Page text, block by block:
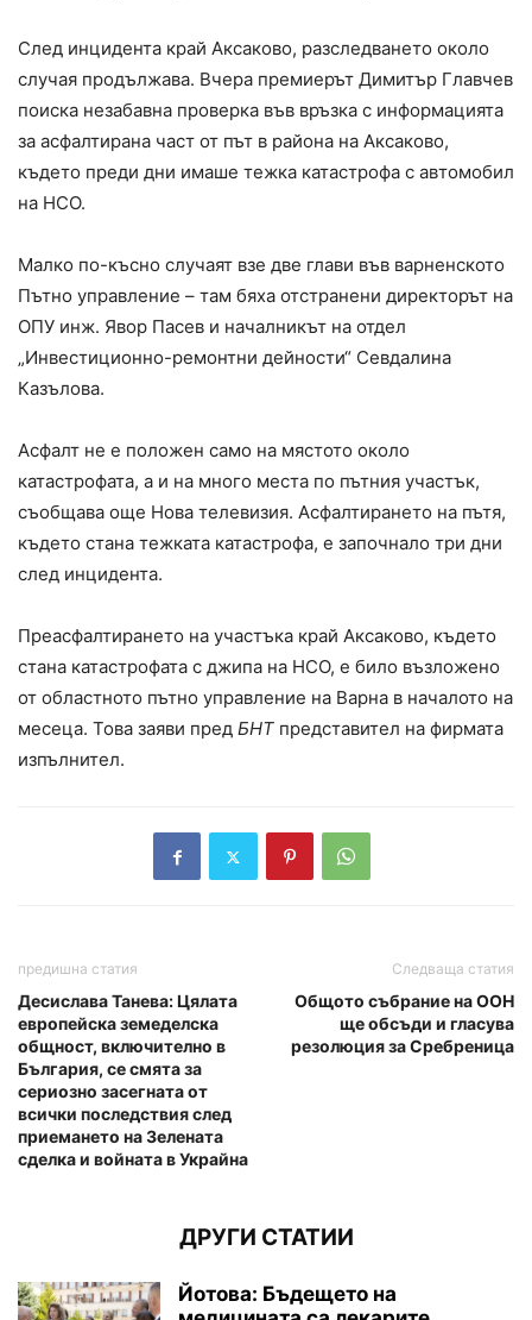
След инцидента край Аксаково, разследването около
случая продължава. Вчера премиерът Димитър Главчев
поиска незабавна проверка във връзка с информацията
за асфалтирана част от път в района на Аксаково,
където преди дни имаше тежка катастрофа с автомобил
на НСО.
Малко по-късно случаят взе две глави във варненското
Пътно управление – там бяха отстранени директорът на
ОПУ инж. Явор Пасев и началникът на отдел
„Инвестиционно-ремонтни дейности“ Севдалина
Казълова.
Асфалт не е положен само на мястото около
катастрофата, а и на много места по пътния участък,
съобщава още Нова телевизия. Асфалтирането на пътя,
където стана тежката катастрофа, е започнало три дни
след инцидента.
Преасфалтирането на участъка край Аксаково, където
стана катастрофата с джипа на НСО, е било възложено
от областното пътно управление на Варна в началото на
месеца. Това заяви пред БНТ представител на фирмата
изпълнител.
предишна статия
Десислава Танева: Цялата
европейска земеделска
общност, включително в
България, се смята за
сериозно засегната от
всички последствия след
приемането на Зелената
сделка и войната в Украйна
Следваща статия
Общото събрание на ООН
ще обсъди и гласува
резолюция за Сребреница
ДРУГИ СТАТИИ
Йотова: Бъдещето на